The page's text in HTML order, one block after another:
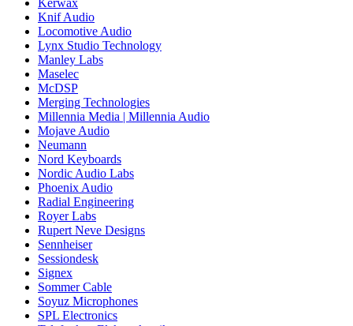
Kerwax
Knif Audio
Locomotive Audio
Lynx Studio Technology
Manley Labs
Maselec
McDSP
Merging Technologies
Millennia Media | Millennia Audio
Mojave Audio
Neumann
Nord Keyboards
Nordic Audio Labs
Phoenix Audio
Radial Engineering
Royer Labs
Rupert Neve Designs
Sennheiser
Sessiondesk
Signex
Sommer Cable
Soyuz Microphones
SPL Electronics